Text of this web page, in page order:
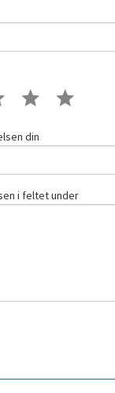
4 star 5 star
din
i feltet under